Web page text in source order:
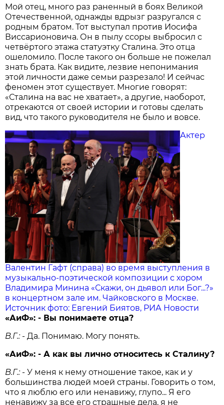
Мой отец, много раз раненный в боях Великой
Отечественной, однажды вдрызг разругался с
родным братом. Тот выступал против Иосифа
Виссарионовича. Он в пылу ссоры выбросил с
четвёртого этажа статуэтку Сталина. Это отца
ошеломило. После такого он больше не пожелал
знать брата. Как видите, лезвие непонимания
этой личности даже семьи разрезало! И сейчас
феномен этот существует. Многие говорят:
«Сталина на вас не хватает», а другие, наоборот,
отрекаются от своей истории и готовы сделать
вид, что такого руководителя не было и вовсе.
Актер
Валентин Гафт (справа) во время выступления в
музыкально-поэтической композиции с хором
Владимира Минина «Скажи, он дьявол или Бог...?»
в концертном зале им. Чайковского в Москве.
Источник фото: Евгений Биятов, РИА Новости
«АиФ»: - Вы понимаете отца?
В.Г.: - Да. Понимаю. Могу понять.
«АиФ»: - А как вы лично относитесь к Сталину?
В.Г.: - У меня к нему отношение такое, как и у
большинства людей моей страны. Говорить о том,
что я люблю его или ненавижу, глупо... Я его
ненавижу за все его страшные дела, я не